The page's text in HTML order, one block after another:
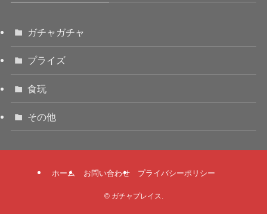
ガチャガチャ
プライズ
食玩
その他
ホーム お問い合わせ プライバシーポリシー
©ガチャプレイス.